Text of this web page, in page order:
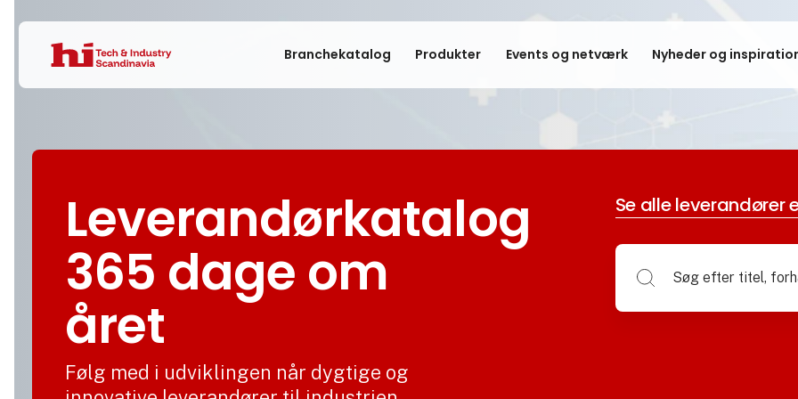
Branchekatalog Produkter Events og netværk Nyheder og
Leverandørkatalog
365 dage om
året
Følg med i udviklingen når dygtige og
Se alle leverandører